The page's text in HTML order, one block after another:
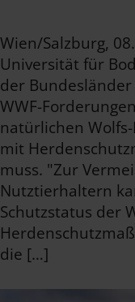
Wien/Salzburg,
Universität für
der
WWF-
natürlichen
mit
muss. "Zur
Nutztierhaltern
Schutzstatus der
die […]